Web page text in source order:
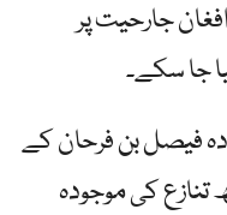
جارحیت پر
جا سکے۔
فیصل بن فرحان کے
تنازع کی موجودہ